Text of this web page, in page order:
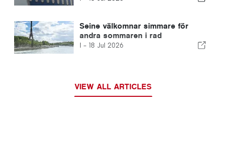
Seine välkomnar simmare för
andra sommaren i rad
I - 18 Jul 2026
VIEW ALL ARTICLES